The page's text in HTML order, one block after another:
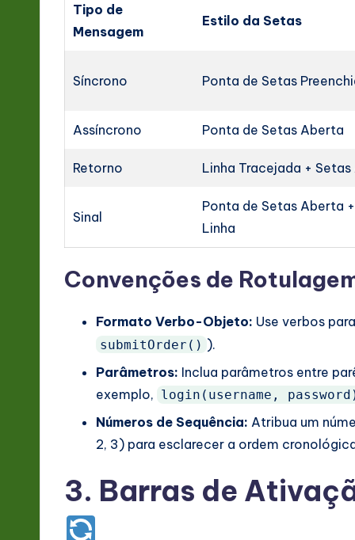
Tipo de
Mensagem
Estilo da Setas
Síncrono Ponta de Setas
Assíncrono Ponta de Setas Aberta
Retorno Linha Tracejada +
Sinal
Ponta de Setas Aberta
Linha
Convenções de
Formato Verbo-Objeto: Use verbos
submitOrder() ).
Parâmetros: Inclua parâmetros entre
exemplo, login(username,
Números de Sequência: Atribua um
2, 3) para esclarecer a ordem
3. Barras de